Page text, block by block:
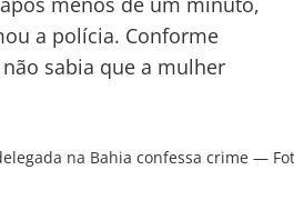
a polícia. Conforme
sabia que a mulher
na Bahia confessa crime —